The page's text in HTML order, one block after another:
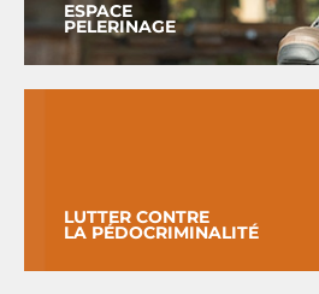
ESPACE
PELERINAGE
LUTTER CONTRE
LA PÉDOCRIMINALITÉ